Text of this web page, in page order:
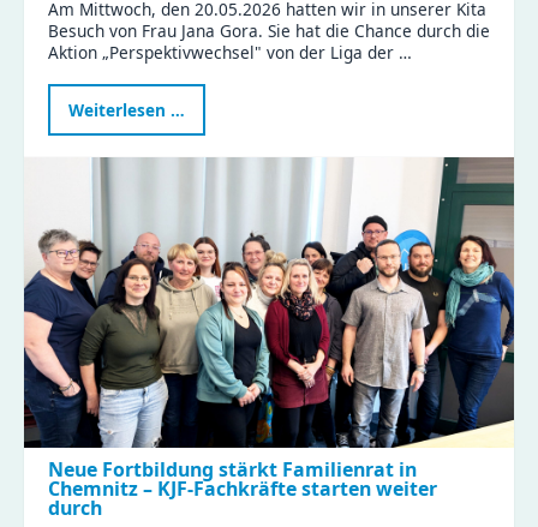
Am Mittwoch, den 20.05.2026 hatten wir in unserer Kita
Besuch von Frau Jana Gora. Sie hat die Chance durch die
Aktion „Perspektivwechsel" von der Liga der …
Weiterlesen …
Jana
Gora
Alltag
hautnah
beim
Perspektivwechsel
in
Wittgensdorf
Neue Fortbildung stärkt Familienrat in
Chemnitz – KJF-Fachkräfte starten weiter
durch